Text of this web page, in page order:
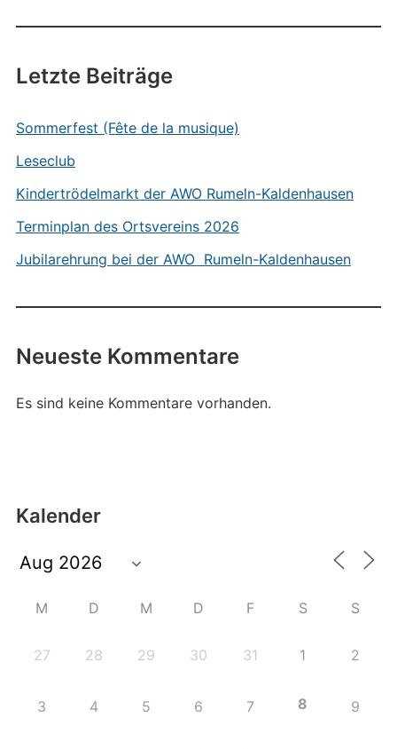
Letzte Beiträge
Sommerfest (Fête de la musique)
Leseclub
Kindertrödelmarkt der AWO Rumeln-Kaldenhausen
Terminplan des Ortsvereins 2026
Jubilarehrung bei der AWO Rumeln-Kaldenhausen
Neueste Kommentare
Es sind keine Kommentare vorhanden.
Kalender
M D M D F S S
27 28 29 30 31 1 2
3 4 5 6 7 8 9